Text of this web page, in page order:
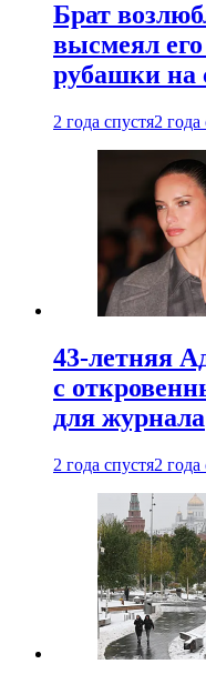
Брат
высмеял
рубашки на
2 года спустя2 года
43-летняя
с
для журнала
2 года спустя2 года